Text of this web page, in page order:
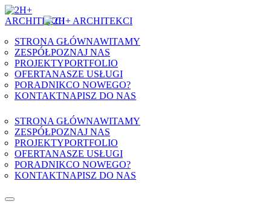
Skip to content
STRONA GŁÓWNAWITAMY
ZESPÓŁPOZNAJ NAS
PROJEKTYPORTFOLIO
OFERTANASZE USŁUGI
PORADNIKCO NOWEGO?
KONTAKTNAPISZ DO NAS
STRONA GŁÓWNAWITAMY
ZESPÓŁPOZNAJ NAS
PROJEKTYPORTFOLIO
OFERTANASZE USŁUGI
PORADNIKCO NOWEGO?
KONTAKTNAPISZ DO NAS